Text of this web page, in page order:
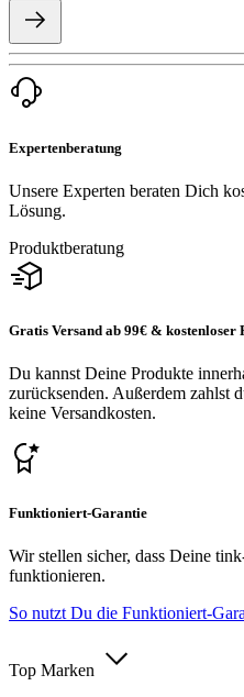
Expertenberatung
Unsere Experten beraten Dich
Lösung.
Produktberatung
Gratis Versand ab 99€ & kostenloser
Du kannst Deine Produkte
zurücksenden. Außerdem zahlst
keine Versandkosten.
Funktioniert-Garantie
Wir stellen sicher, dass Deine
funktionieren.
So nutzt Du die Funktioniert-
Top Marken